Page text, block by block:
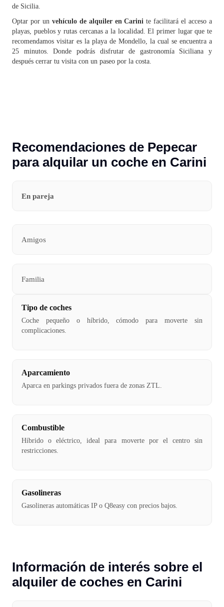
de Sicilia.
Optar por un vehículo de alquiler en Carinite facilitará el acceso a
playas, pueblos y rutas cercanas a la localidad. El primer lugar que te
recomendamos visitar es la playa de Mondello, la cual se encuentra a
25 minutos. Donde podrás disfrutar de gastronomía Siciliana y
después cerrar tu visita con un paseo por la costa.
Recomendaciones de Pepecar
para alquilar un coche en Carini
En pareja
Amigos
Familia
Tipo de coches
Coche pequeño o híbrido, cómodo para moverte sin
complicaciones.
Aparcamiento
Aparca en parkings privados fuera de zonas ZTL.
Combustible
Híbrido o eléctrico, ideal para moverte por el centro sin
restricciones.
Gasolineras
Gasolineras automáticas IP o Q8easy con precios bajos.
Información de interés sobre el
alquiler de coches en Carini